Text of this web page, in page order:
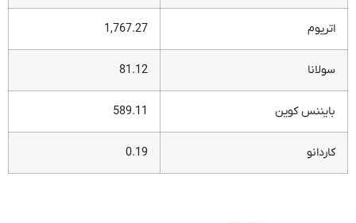
اتریوم 1,767.27
سولانا 81.12
بایننس کوین 589.11
کاردانو 0.19